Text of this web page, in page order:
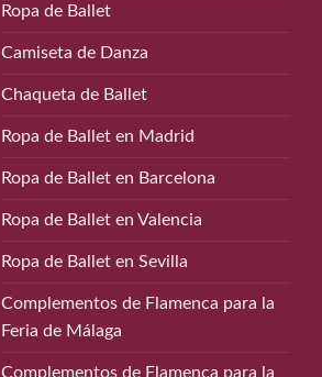
Ropa de Ballet
Camiseta de Danza
Chaqueta de Ballet
Ropa de Ballet en Madrid
Ropa de Ballet en Barcelona
Ropa de Ballet en Valencia
Ropa de Ballet en Sevilla
Complementos de Flamenca para la
Feria de Málaga
Complementos de Flamenca para la